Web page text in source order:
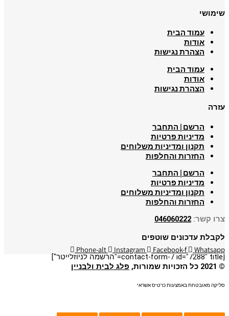
שימושי
עמוד הבית
אודות
הצהרת נגישות
עמוד הבית
אודות
הצהרת נגישות
עזרה
הרשם | התחבר
מדיניות פרטיות
תקנון ומדיניות משלוחים
החזרות והחלפות
הרשם | התחבר
מדיניות פרטיות
תקנון ומדיניות משלוחים
החזרות והחלפות
צרו קשר: 046060222
לקבלת עדכונים שוטפים
[contact-form-7 id="7288" title="הרשמה לניוזלייטר"]
Phone-alt Instagram Facebook-f Whatsapp
© 2021 כל הזכויות שמורות, פלג לבית ולבניין
סליקה מאובטחת באמצעות כרטיס אשראי